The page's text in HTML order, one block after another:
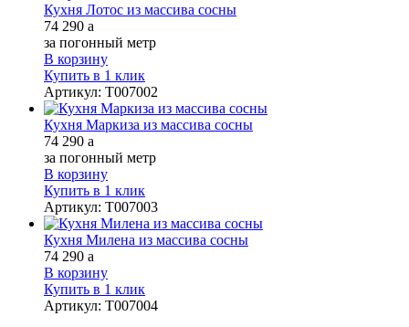
Кухня Лотос из массива сосны
74 290 a
за погонный метр
В корзину
Купить в 1 клик
Артикул: Т007002
Кухня Маркиза из массива сосны
74 290 a
за погонный метр
В корзину
Купить в 1 клик
Артикул: Т007003
Кухня Милена из массива сосны
74 290 a
В корзину
Купить в 1 клик
Артикул: Т007004